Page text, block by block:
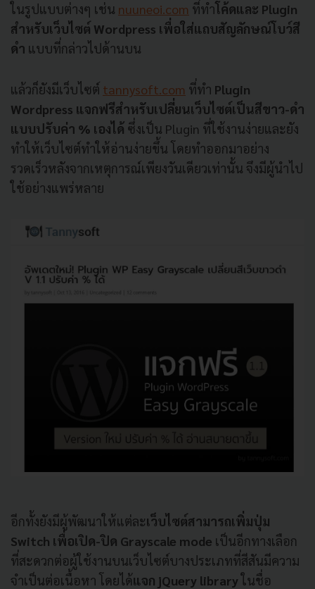
ในรูปแบบต่างๆ เช่น nuuneoi.com ที่ทำโค้ดและ Plugin
สำหรับเว็บไซต์ Wordpress เพื่อใส่แถบสัญลักษณ์โบว์สี
ดำ แบบที่กล่าวไปด้านบน
แล้วก็ยังมีเว็บไซต์ tannysoft.com ที่ทำ Plugin
Wordpress แจกฟรีสำหรับเปลี่ยนเว็บไซต์เป็นสีขาว-ดำ
แบบปรับค่า % เองได้ ซึ่งเป็น Plugin ที่ใช้งานง่ายและยัง
ทำให้เว็บไซต์ทำให้อ่านง่ายขึ้น โดยทำออกมาอย่าง
รวดเร็วหลังจากเหตุการณ์เพียงวันเดียวเท่านั้น จึงมีผู้นำไป
ใช้อย่างแพร่หลาย
อีกทั้งยังมีผู้พัฒนาให้แต่ละเว็บไซต์สามารถเพิ่มปุ่ม
Switch เพื่อเปิด-ปิด Grayscale mode เป็นอีกทางเลือก
ที่สะดวกต่อผู้ใช้งานบนเว็บไซต์บางประเภทที่สีสันมีความ
จำเป็นต่อเนื้อหา โดยได้แจก jQuery libraryในชื่อ